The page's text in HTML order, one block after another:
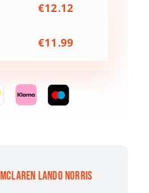
€12.12
€11.99
LANDO NORRIS